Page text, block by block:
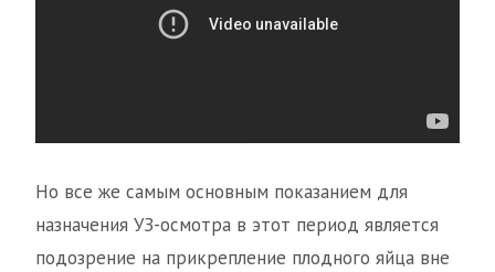
Но все же самым основным показанием для
назначения УЗ-осмотра в этот период является
подозрение на прикрепление плодного яйца вне